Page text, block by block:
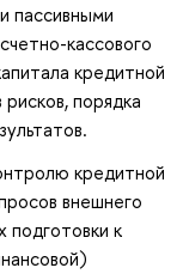
пассивными
кассового
кредитной
порядка
кредитной
внешнего
подготовки к